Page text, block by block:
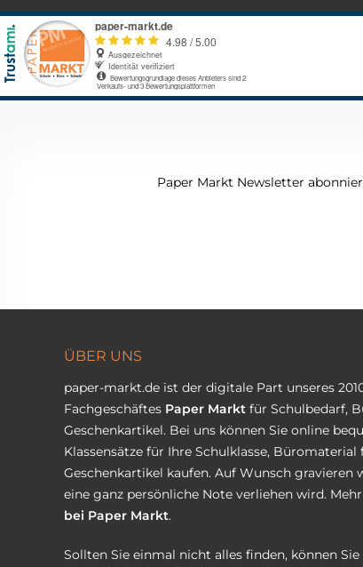
Paper Markt Newsletter
ÜBER UNS
paper-markt.de ist der digitale Part unseres
Fachgeschäftes Paper Markt für Schulbedarf,
Geschenkartikel. Bei uns können Sie online
Klassensätze für Ihre Schulklasse,
Geschenkartikel kaufen. Auf Wunsch
eine ganz persönliche Note verliehen wird.
bei Paper Markt.
Sollten Sie einmal nicht alles finden, können